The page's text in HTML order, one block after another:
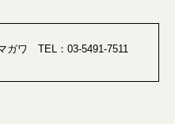
ガワ TEL：03-5491-7511